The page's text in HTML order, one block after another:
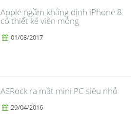
Apple ngầm khẳng định iPhone 8
có thiết kế viền mỏng
01/08/2017
ASRock ra mắt mini PC siêu nhỏ
29/04/2016